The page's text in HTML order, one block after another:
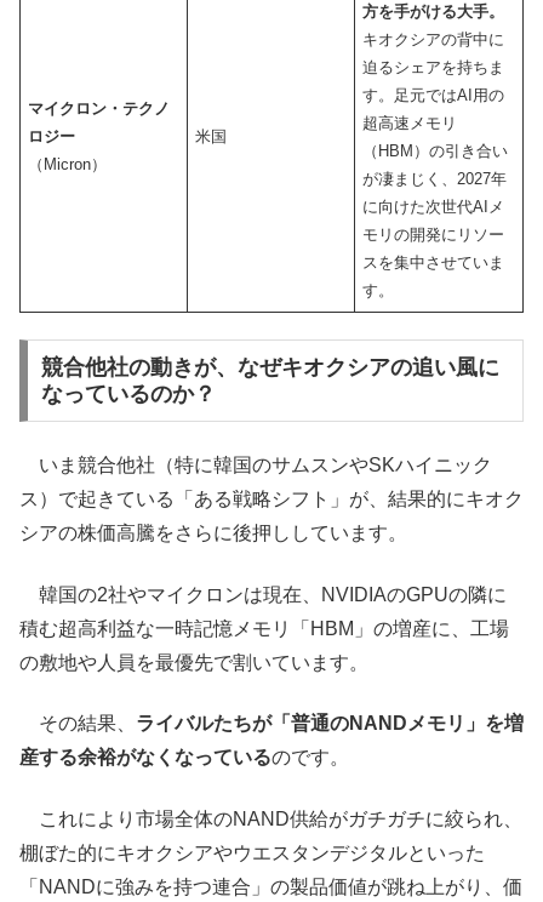
マイクロン・テクノ
ロジー
（Micron）
米国
方を手がける大手。
キオクシアの背中に
迫るシェアを持ちま
す。足元ではAI用の
超高速メモリ
（HBM）の引き合い
が凄まじく、2027年
に向けた次世代AIメ
モリの開発にリソー
スを集中させていま
す。
競合他社の動きが、なぜキオクシアの追い風に
なっているのか？
いま競合他社（特に韓国のサムスンやSKハイニック
ス）で起きている「ある戦略シフト」が、結果的にキオク
シアの株価高騰をさらに後押ししています。
韓国の2社やマイクロンは現在、NVIDIAのGPUの隣に
積む超高利益な一時記憶メモリ「HBM」の増産に、工場
の敷地や人員を最優先で割いています。
その結果、 ライバルたちが「普通のNANDメモリ」を増
産する余裕がなくなっているのです。
これにより市場全体のNAND供給がガチガチに絞られ、
棚ぼた的にキオクシアやウエスタンデジタルといった
「NANDに強みを持つ連合」の製品価値が跳ね上がり、価